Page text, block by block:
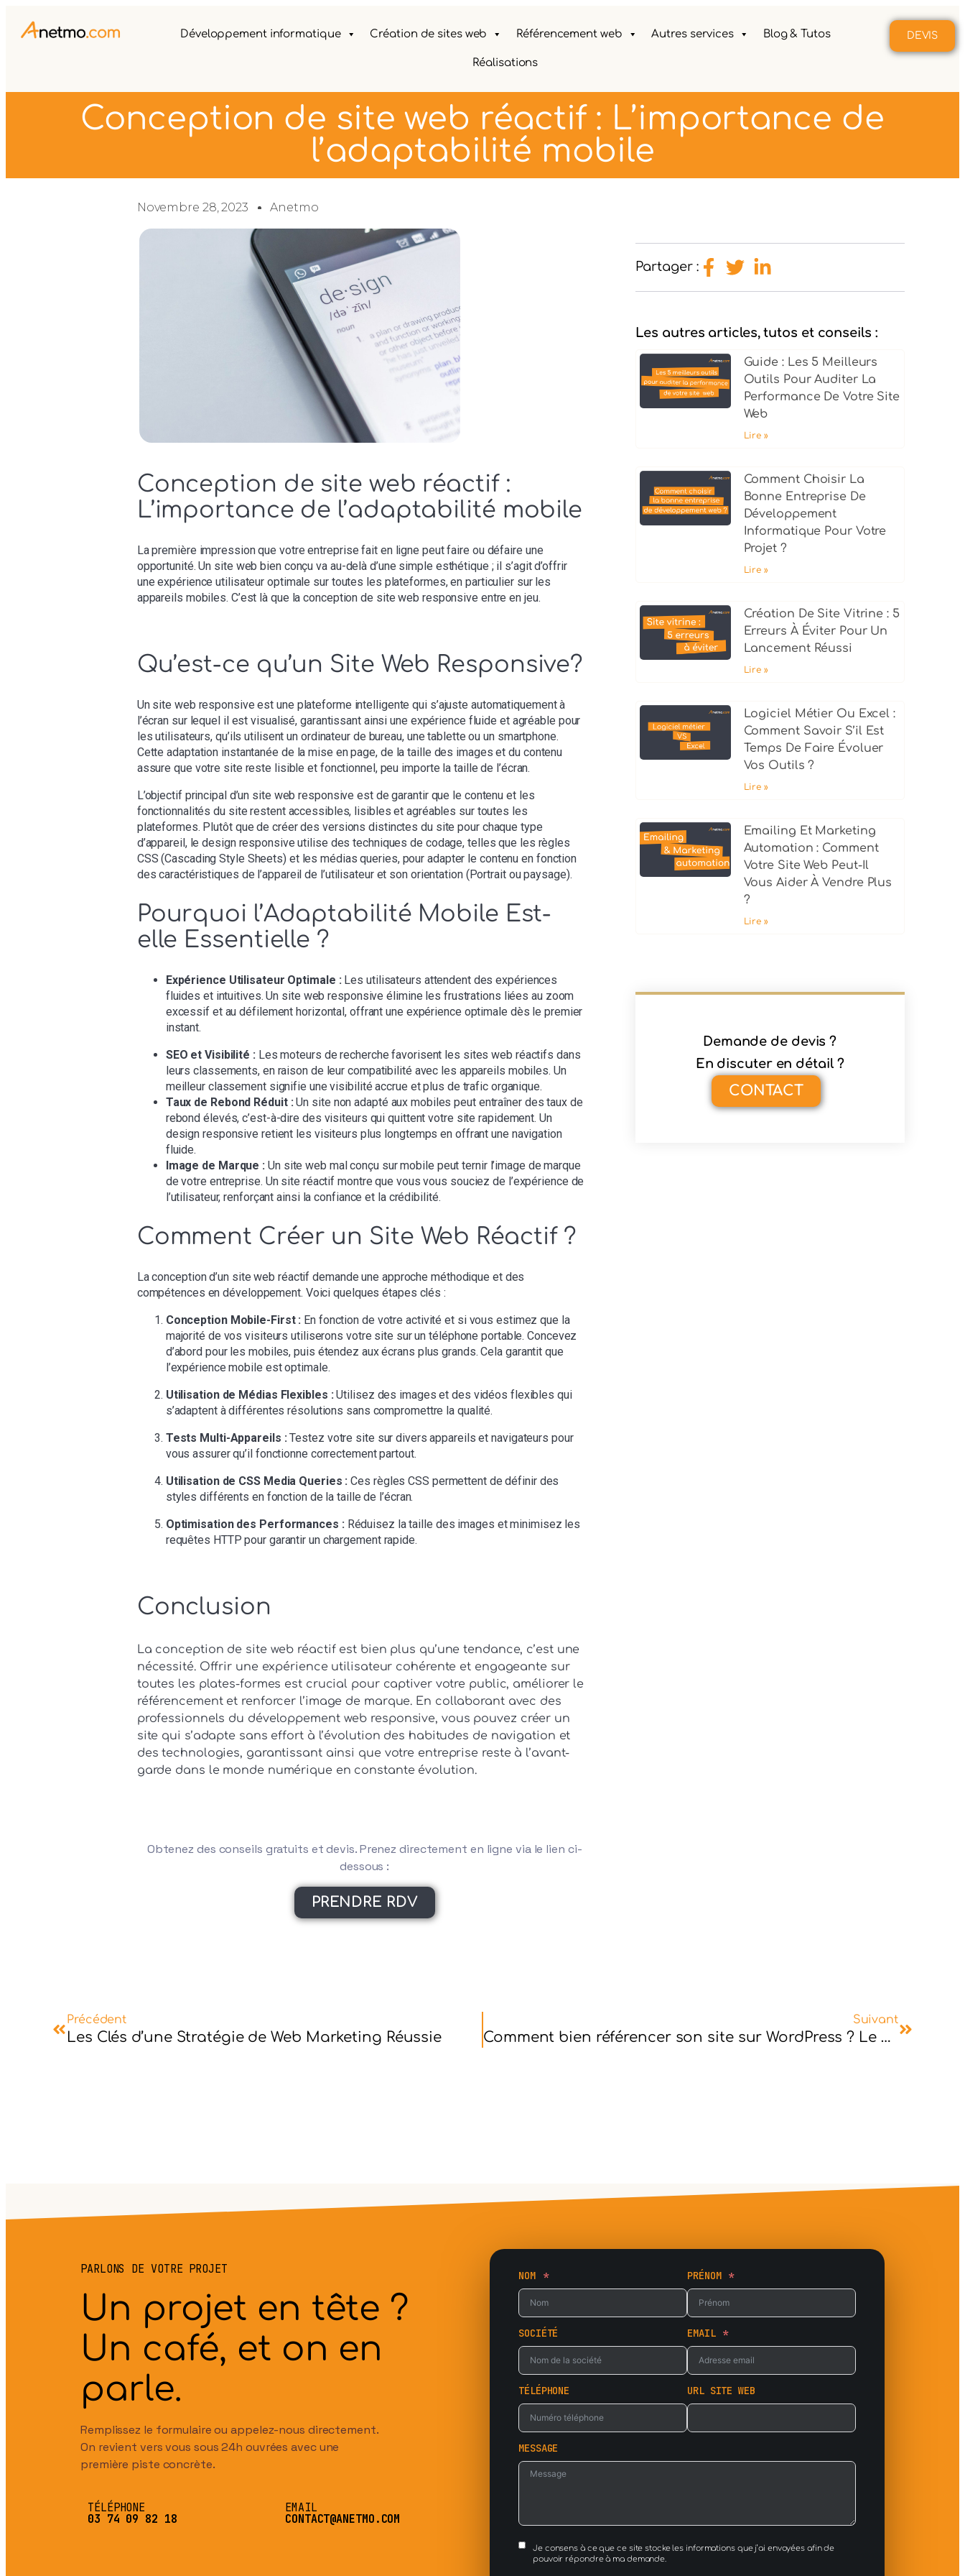
Développement informatique Création de sites web Référencement web Autres services Blog & Tutos
Réalisations
DEVIS
Conception de site web réactif : L’importance de
l’adaptabilité mobile
Novembre 28, 2023 Anetmo
Conception de site web réactif :
L’importance de l’adaptabilité mobile
La première impression que votre entreprise fait en ligne peut faire ou défaire une
opportunité. Un site web bien conçu va au-delà d’une simple esthétique ; il s’agit d’offrir
une expérience utilisateur optimale sur toutes les plateformes, en particulier sur les
appareils mobiles. C’est là que la conception de site web responsive entre en jeu.
Qu’est-ce qu’un Site Web Responsive?
Un site web responsive est une plateforme intelligente qui s’ajuste automatiquement à
l’écran sur lequel il est visualisé, garantissant ainsi une expérience fluide et agréable pour
les utilisateurs, qu’ils utilisent un ordinateur de bureau, une tablette ou un smartphone.
Cette adaptation instantanée de la mise en page, de la taille des images et du contenu
assure que votre site reste lisible et fonctionnel, peu importe la taille de l’écran.
L’objectif principal d’un site web responsive est de garantir que le contenu et les
fonctionnalités du site restent accessibles, lisibles et agréables sur toutes les
plateformes. Plutôt que de créer des versions distinctes du site pour chaque type
d’appareil, le design responsive utilise des techniques de codage, telles que les règles
CSS (Cascading Style Sheets) et les médias queries, pour adapter le contenu en fonction
des caractéristiques de l’appareil de l’utilisateur et son orientation (Portrait ou paysage).
Pourquoi l’Adaptabilité Mobile Est-
elle Essentielle ?
Expérience Utilisateur Optimale : Les utilisateurs attendent des expériences
fluides et intuitives. Un site web responsive élimine les frustrations liées au zoom
excessif et au défilement horizontal, offrant une expérience optimale dès le premier
instant.
SEO et Visibilité : Les moteurs de recherche favorisent les sites web réactifs dans
leurs classements, en raison de leur compatibilité avec les appareils mobiles. Un
meilleur classement signifie une visibilité accrue et plus de trafic organique.
Taux de Rebond Réduit : Un site non adapté aux mobiles peut entraîner des taux de
rebond élevés, c’est-à-dire des visiteurs qui quittent votre site rapidement. Un
design responsive retient les visiteurs plus longtemps en offrant une navigation
fluide.
Image de Marque : Un site web mal conçu sur mobile peut ternir l’image de marque
de votre entreprise. Un site réactif montre que vous vous souciez de l’expérience de
l’utilisateur, renforçant ainsi la confiance et la crédibilité.
Comment Créer un Site Web Réactif ?
La conception d’un site web réactif demande une approche méthodique et des
compétences en développement. Voici quelques étapes clés :
Conception Mobile-First : En fonction de votre activité et si vous estimez que la
majorité de vos visiteurs utiliserons votre site sur un téléphone portable. Concevez
d’abord pour les mobiles, puis étendez aux écrans plus grands. Cela garantit que
l’expérience mobile est optimale.
Utilisation de Médias Flexibles : Utilisez des images et des vidéos flexibles qui
s’adaptent à différentes résolutions sans compromettre la qualité.
Tests Multi-Appareils : Testez votre site sur divers appareils et navigateurs pour
vous assurer qu’il fonctionne correctement partout.
Utilisation de CSS Media Queries : Ces règles CSS permettent de définir des
styles différents en fonction de la taille de l’écran.
Optimisation des Performances : Réduisez la taille des images et minimisez les
requêtes HTTP pour garantir un chargement rapide.
Conclusion
La conception de site web réactif est bien plus qu’une tendance, c’est une
nécessité. Offrir une expérience utilisateur cohérente et engageante sur
toutes les plates-formes est crucial pour captiver votre public, améliorer le
référencement et renforcer l’image de marque. En collaborant avec des
professionnels du développement web responsive, vous pouvez créer un
site qui s’adapte sans effort à l’évolution des habitudes de navigation et
des technologies, garantissant ainsi que votre entreprise reste à l’avant-
garde dans le monde numérique en constante évolution.
Obtenez des conseils gratuits et devis. Prenez directement en ligne via le lien ci-
dessous :
PRENDRE RDV
Partager :
Les autres articles, tutos et conseils :
Guide : Les 5 Meilleurs
Outils Pour Auditer La
Performance De Votre Site
Web
Lire »
Comment Choisir La
Bonne Entreprise De
Développement
Informatique Pour Votre
Projet ?
Lire »
Création De Site Vitrine : 5
Erreurs À Éviter Pour Un
Lancement Réussi
Lire »
Logiciel Métier Ou Excel :
Comment Savoir S’il Est
Temps De Faire Évoluer
Vos Outils ?
Lire »
Emailing Et Marketing
Automation : Comment
Votre Site Web Peut-Il
Vous Aider À Vendre Plus
?
Lire »
Demande de devis ?
En discuter en détail ?
CONTACT
Précédent
Les Clés d’une Stratégie de Web Marketing Réussie
Suivant
Comment bien référencer son site sur WordPress ? Le Guide complet, concret et gratuit
PARLONS DE VOTRE PROJET
Un projet en tête ?
Un café, et on en
parle.
Remplissez le formulaire ou appelez-nous directement.
On revient vers vous sous 24h ouvrées avec une
première piste concrète.
TÉLÉPHONE
03 74 09 82 18
EMAIL
CONTACT@ANETMO.COM
NOM PRÉNOM
SOCIÉTÉ EMAIL
TÉLÉPHONE URL SITE WEB
MESSAGE
Je consens à ce que ce site stocke les informations que j’ai envoyées afin de
pouvoir répondre à ma demande.